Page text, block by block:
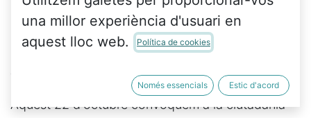
No a l'ampliació del port
Aquest 22 d'octubre convoquem a la ciutadania
una millor experiència d'usuari en
aquest lloc web.
Política de cookies
Només essencials Estic d'acord